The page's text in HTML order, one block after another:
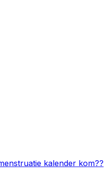
kalender kom??